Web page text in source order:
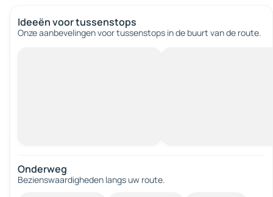
Ideeën voor tussenstops
Onze aanbevelingen voor tussenstops in de buurt van de route.
Onderweg
Bezienswaardigheden langs uw route.